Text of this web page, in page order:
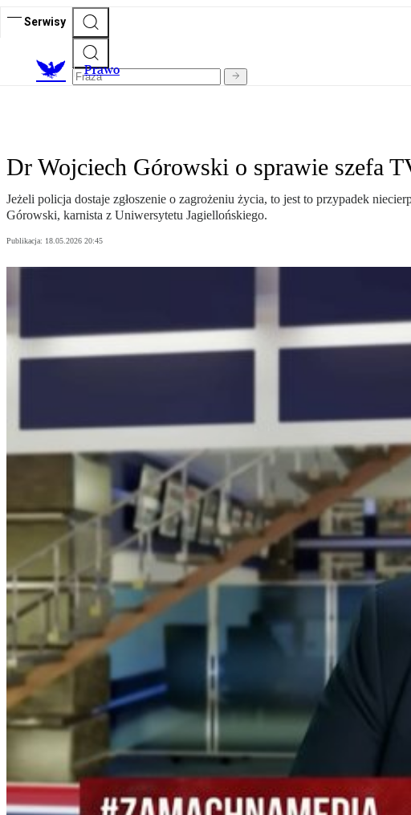
Serwisy
Prawo
Dr Wojciech Górowski o sprawie szefa
Jeżeli policja dostaje zgłoszenie o zagrożeniu życia, to jest to przypadek
Górowski, karnista z Uniwersytetu Jagiellońskiego.
Publikacja: 18.05.2026 20:45